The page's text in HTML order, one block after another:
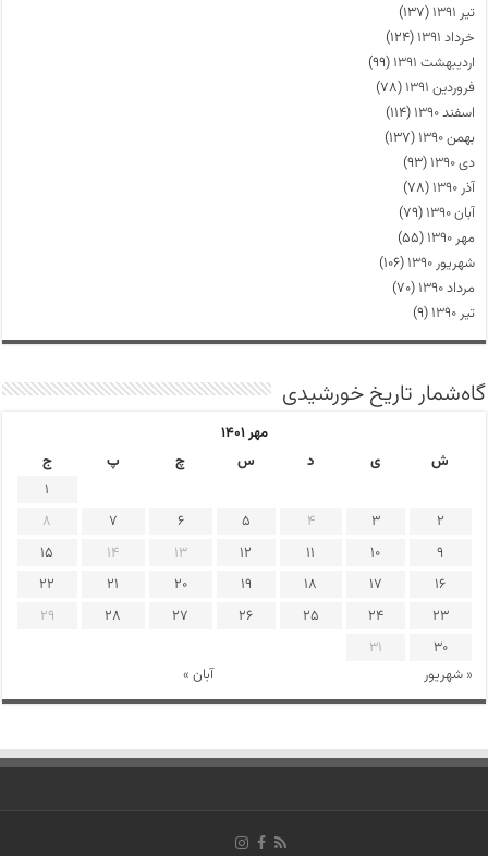
تیر ۱۳۹۱
(۱۳۷)
خرداد ۱۳۹۱
(۱۲۴)
اردیبهشت ۱۳۹۱
(۹۹)
فروردین ۱۳۹۱
(۷۸)
اسفند ۱۳۹۰
(۱۱۴)
بهمن ۱۳۹۰
(۱۳۷)
دی ۱۳۹۰
(۹۳)
آذر ۱۳۹۰
(۷۸)
آبان ۱۳۹۰
(۷۹)
مهر ۱۳۹۰
(۵۵)
شهریور ۱۳۹۰
(۱۰۶)
مرداد ۱۳۹۰
(۷۰)
تیر ۱۳۹۰
(۹)
گاه‌شمار تاریخ خورشیدی
مهر ۱۴۰۱
ش
ی د س چ پ ج
« شهریور آبان »
1
2
3
4
5
6
7
8
9
10
11
12
13
14
15
16
17
18
19
20
21
22
23
24
25
26
27
28
29
30
31